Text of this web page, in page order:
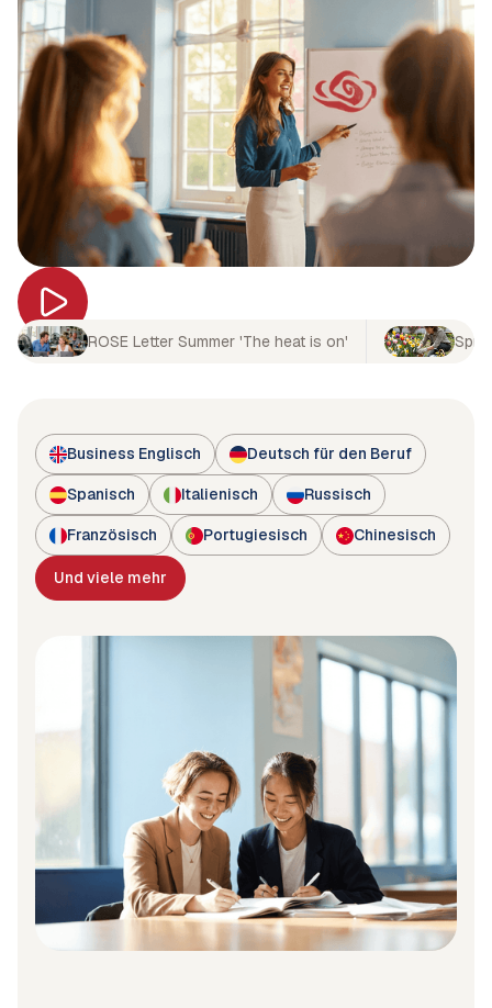
ROSE Letter Summer 'The heat is on'
Business Englisch Deutsch für den Beruf
Spanisch Italienisch Russisch
Französisch Portugiesisch Chinesisch
Und viele mehr